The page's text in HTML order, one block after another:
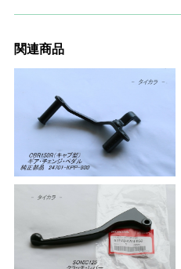
関連商品